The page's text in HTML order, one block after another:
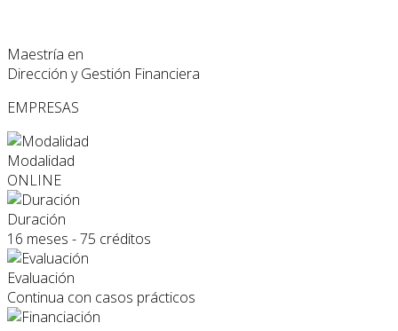
Maestría en
Dirección y Gestión Financiera
EMPRESAS
Modalidad
ONLINE
Duración
16 meses - 75 créditos
Evaluación
Continua con casos prácticos